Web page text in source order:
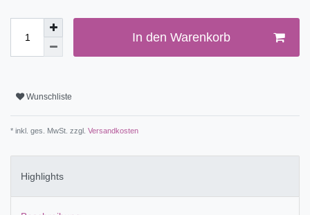
In den Warenkorb
Wunschliste
* inkl. ges. MwSt. zzgl. Versandkosten
Highlights